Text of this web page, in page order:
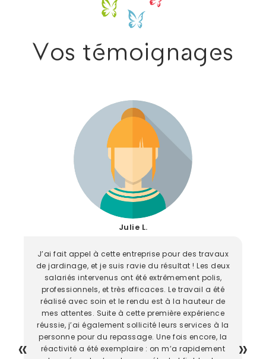
Vos témoignages
Julie L.
J’ai fait appel à cette entreprise pour des travaux
de jardinage, et je suis ravie du résultat ! Les deux
salariés intervenus ont été extrêmement polis,
professionnels, et très efficaces. Le travail a été
réalisé avec soin et le rendu est à la hauteur de
mes attentes. Suite à cette première expérience
réussie, j’ai également sollicité leurs services à la
personne pour du repassage. Une fois encore, la
réactivité a été exemplaire : on m’a rapidement